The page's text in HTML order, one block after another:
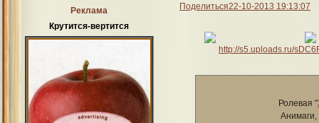
Поделиться22-10-2013 19:13:07
Реклама
Крутится-вертится
Ролевая "
Анимаги,